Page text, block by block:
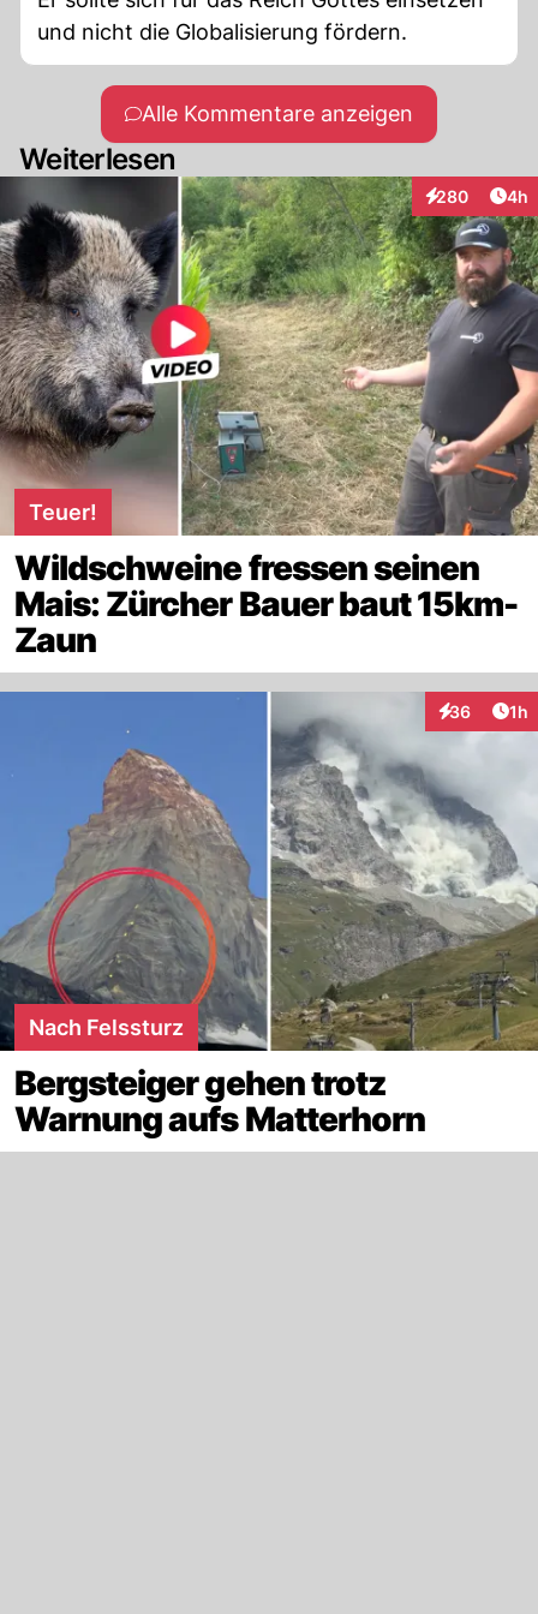
und nicht die Globalisierung fördern.
Alle Kommentare anzeigen
Weiterlesen
280
Interaktionen
4h
Teuer!
Wildschweine fressen seinen
Mais: Zürcher Bauer baut 15km-
Zaun
36
Interaktionen
1h
Nach Felssturz
Bergsteiger gehen trotz
Warnung aufs Matterhorn